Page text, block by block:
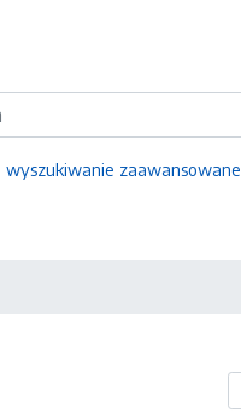
wyszukiwanie zaawansowane